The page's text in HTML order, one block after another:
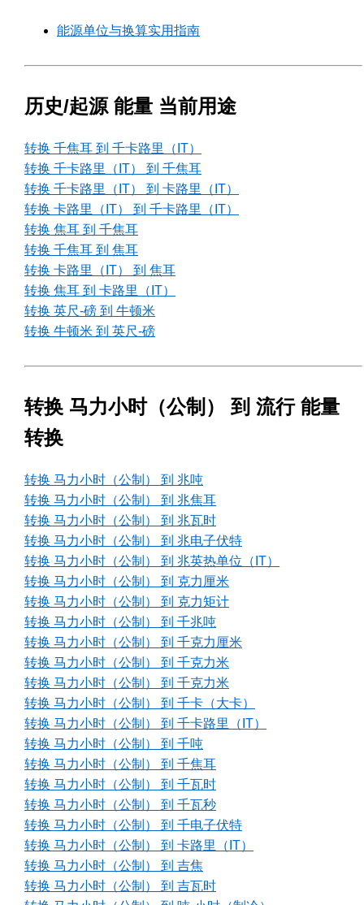
能源单位与换算实用指南
历史/起源 能量 当前用途
转换 千焦耳 到 千卡路里（IT）
转换 千卡路里（IT） 到 千焦耳
转换 千卡路里（IT） 到 卡路里（IT）
转换 卡路里（IT） 到 千卡路里（IT）
转换 焦耳 到 千焦耳
转换 千焦耳 到 焦耳
转换 卡路里（IT） 到 焦耳
转换 焦耳 到 卡路里（IT）
转换 英尺-磅 到 牛顿米
转换 牛顿米 到 英尺-磅
转换 马力小时（公制） 到 流行 能量
转换
转换 马力小时（公制） 到 兆吨
转换 马力小时（公制） 到 兆焦耳
转换 马力小时（公制） 到 兆瓦时
转换 马力小时（公制） 到 兆电子伏特
转换 马力小时（公制） 到 兆英热单位（IT）
转换 马力小时（公制） 到 克力厘米
转换 马力小时（公制） 到 克力矩计
转换 马力小时（公制） 到 千兆吨
转换 马力小时（公制） 到 千克力厘米
转换 马力小时（公制） 到 千克力米
转换 马力小时（公制） 到 千克力米
转换 马力小时（公制） 到 千卡（大卡）
转换 马力小时（公制） 到 千卡路里（IT）
转换 马力小时（公制） 到 千吨
转换 马力小时（公制） 到 千焦耳
转换 马力小时（公制） 到 千瓦时
转换 马力小时（公制） 到 千瓦秒
转换 马力小时（公制） 到 千电子伏特
转换 马力小时（公制） 到 卡路里（IT）
转换 马力小时（公制） 到 吉焦
转换 马力小时（公制） 到 吉瓦时